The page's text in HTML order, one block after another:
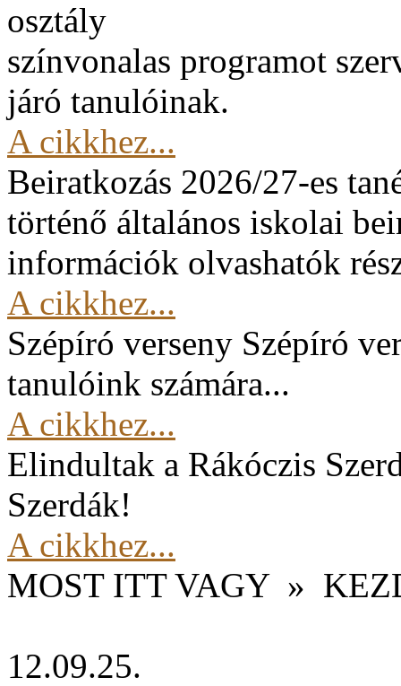
osztály
színvonalas programot
járó tanulóinak.
A cikkhez...
Beiratkozás 2026/27-es
történő általános iskolai
információk olvashatók
A cikkhez...
Szépíró verseny Szépíró
tanulóink számára...
A cikkhez...
Elindultak a Rákóczis
Szerdák!
A cikkhez...
MOST ITT VAGY »
12.09.25.